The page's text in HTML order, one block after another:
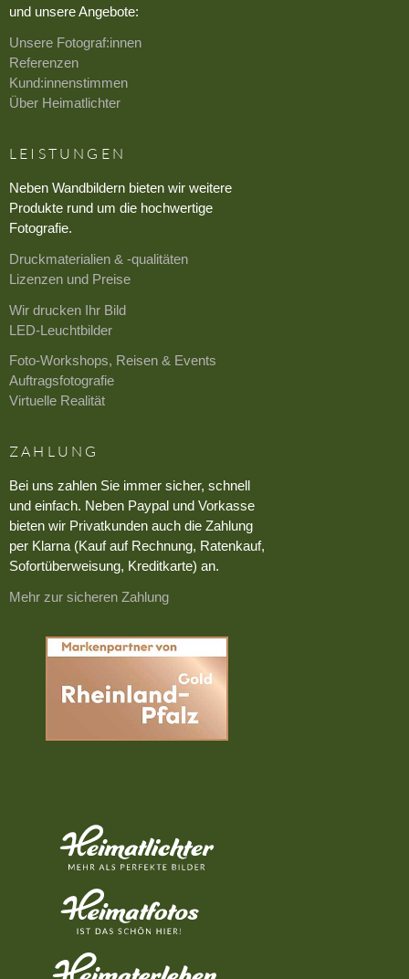
und unsere Angebote:
Unsere Fotograf:innen
Referenzen
Kund:innenstimmen
Über Heimatlichter
LEISTUNGEN
Neben Wandbildern bieten wir weitere
Produkte rund um die hochwertige
Fotografie.
Druckmaterialien & -qualitäten
Lizenzen und Preise
Wir drucken Ihr Bild
LED-Leuchtbilder
Foto-Workshops, Reisen & Events
Auftragsfotografie
Virtuelle Realität
ZAHLUNG
Bei uns zahlen Sie immer sicher, schnell
und einfach. Neben Paypal und Vorkasse
bieten wir Privatkunden auch die Zahlung
per Klarna (Kauf auf Rechnung, Ratenkauf,
Sofortüberweisung, Kreditkarte) an.
Mehr zur sicheren Zahlung